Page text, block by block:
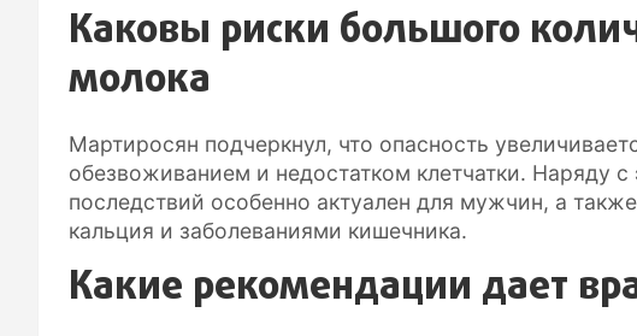
Каковы риски большого
молока
Мартиросян подчеркнул, что опасность
обезвоживанием и недостатком клетчатки. Наряду
последствий особенно актуален для мужчин, а
кальция и заболеваниями кишечника.
Какие рекомендации дает